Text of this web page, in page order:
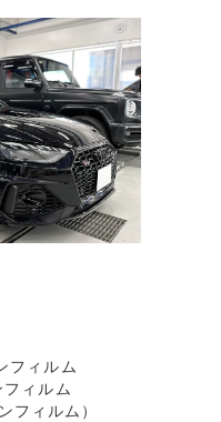
フィルム
フィルム
フィルム）